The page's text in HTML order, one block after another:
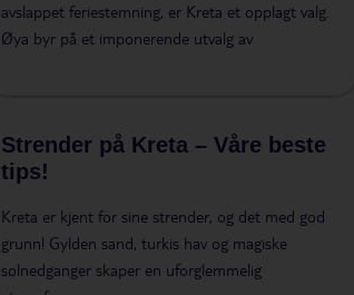
avslappet feriestemning, er Kreta et opplagt valg.
Øya byr på et imponerende utvalg av
Strender på Kreta – Våre beste
tips!
Kreta er kjent for sine strender, og det med god
grunn! Gylden sand, turkis hav og magiske
solnedganger skaper en uforglemmelig